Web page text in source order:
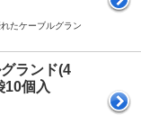
たケーブルグラン
ランド(4
個入